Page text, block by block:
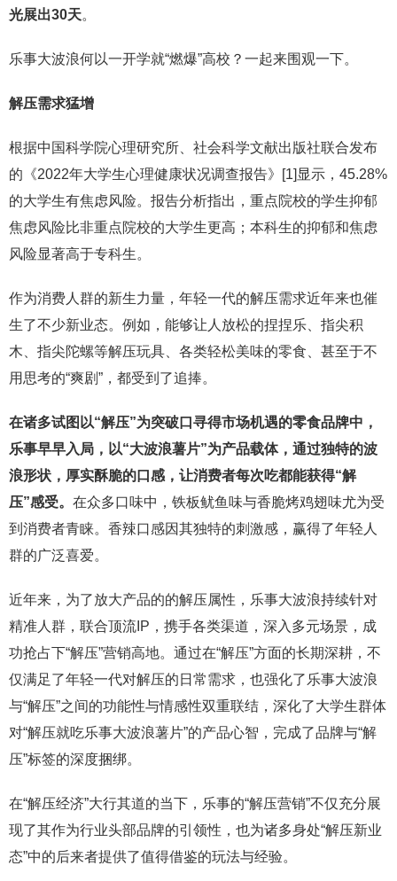
光展出30天。
乐事大波浪何以一开学就“燃爆”高校？一起来围观一下。
解压需求猛增
根据中国科学院心理研究所、社会科学文献出版社联合发布
的《2022年大学生心理健康状况调查报告》[1]显示，45.28%
的大学生有焦虑风险。报告分析指出，重点院校的学生抑郁
焦虑风险比非重点院校的大学生更高；本科生的抑郁和焦虑
风险显著高于专科生。
作为消费人群的新生力量，年轻一代的解压需求近年来也催
生了不少新业态。例如，能够让人放松的捏捏乐、指尖积
木、指尖陀螺等解压玩具、各类轻松美味的零食、甚至于不
用思考的“爽剧”，都受到了追捧。
在诸多试图以“解压”为突破口寻得市场机遇的零食品牌中，
乐事早早入局，以“大波浪薯片”为产品载体，通过独特的波
浪形状，厚实酥脆的口感，让消费者每次吃都能获得“解
压”感受。 在众多口味中，铁板鱿鱼味与香脆烤鸡翅味尤为受
到消费者青睐。香辣口感因其独特的刺激感，赢得了年轻人
群的广泛喜爱。
近年来，为了放大产品的的解压属性，乐事大波浪持续针对
精准人群，联合顶流IP，携手各类渠道，深入多元场景，成
功抢占下“解压”营销高地。通过在“解压”方面的长期深耕，不
仅满足了年轻一代对解压的日常需求，也强化了乐事大波浪
与“解压”之间的功能性与情感性双重联结，深化了大学生群体
对“解压就吃乐事大波浪薯片”的产品心智，完成了品牌与“解
压”标签的深度捆绑。
在“解压经济”大行其道的当下，乐事的“解压营销”不仅充分展
现了其作为行业头部品牌的引领性，也为诸多身处“解压新业
态”中的后来者提供了值得借鉴的玩法与经验。